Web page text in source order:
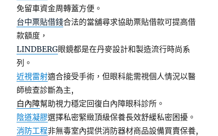
免留車資金周轉蓋方便。
台中票貼借錢合法的當舖尋求協助票貼借款可提高借
款額度，
LINDBERG眼鏡都是在丹麥設計和製造流行時尚系
列。
近視雷射適合接受手術，但眼科能需視個人情況以醫
師檢查診斷為主,
白內障幫助視力穩定回復白內障眼科診所。
陰道凝膠選擇私密緊緻頂級保養長效舒緩私密困擾。
消防工程非無毒室內提供消防器材商品設備買賣保養,